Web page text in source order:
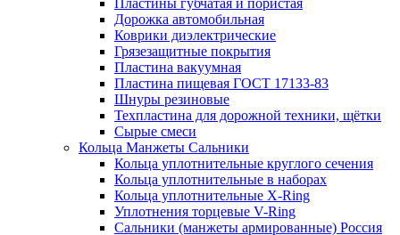
Пластины губчатая и пористая
Дорожка автомобильная
Коврики диэлектрические
Грязезащитные покрытия
Пластина вакуумная
Пластина пищевая ГОСТ 17133-83
Шнуры резиновые
Техпластина для дорожной техники, щётки
Сырые смеси
Кольца Манжеты Сальники
Кольца уплотнительные круглого сечения
Кольца уплотнительные в наборах
Кольца уплотнительные Х-Ring
Уплотнения торцевые V-Ring
Сальники (манжеты армированные) Россия